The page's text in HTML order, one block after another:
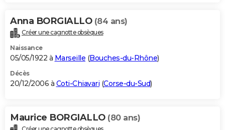
Anna BORGIALLO (84 ans)
Créer une cagnotte obsèques
Naissance
05/05/1922 à Marseille (Bouches-du-Rhône)
Décès
20/12/2006 à Coti-Chiavari (Corse-du-Sud)
Maurice BORGIALLO (80 ans)